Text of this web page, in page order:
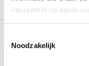
verzameld op basis
Noodzakelijk
Reviews
Recent bekeken